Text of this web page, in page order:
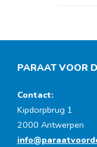
PARAAT VOOR
Contact:
Kipdorpbrug 1
2000 Antwerpen